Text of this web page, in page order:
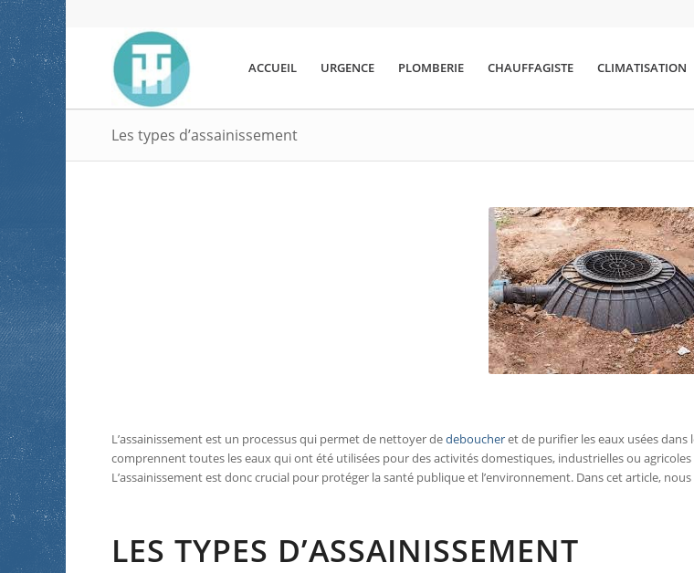
ACCUEIL URGENCE PLOMBERIE CHAUFFAGISTE CLIMATISATION
Les types d’assainissement
L’assainissement est un processus qui permet de nettoyer dedeboucheret de purifier les eaux usées dans
comprennent toutes les eaux qui ont été utilisées pour des activités domestiques, industrielles ou
L’assainissement est donc crucial pour protéger la santé publique et l’environnement. Dans cet article,
LES TYPES D’ASSAINISSEMENT